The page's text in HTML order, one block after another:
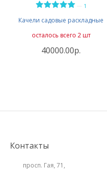
1
Качели садовые раскладные
осталось всего 2 шт
40000.00р.
Контакты
просп. Гая, 71,